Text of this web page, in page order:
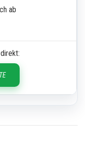
ab